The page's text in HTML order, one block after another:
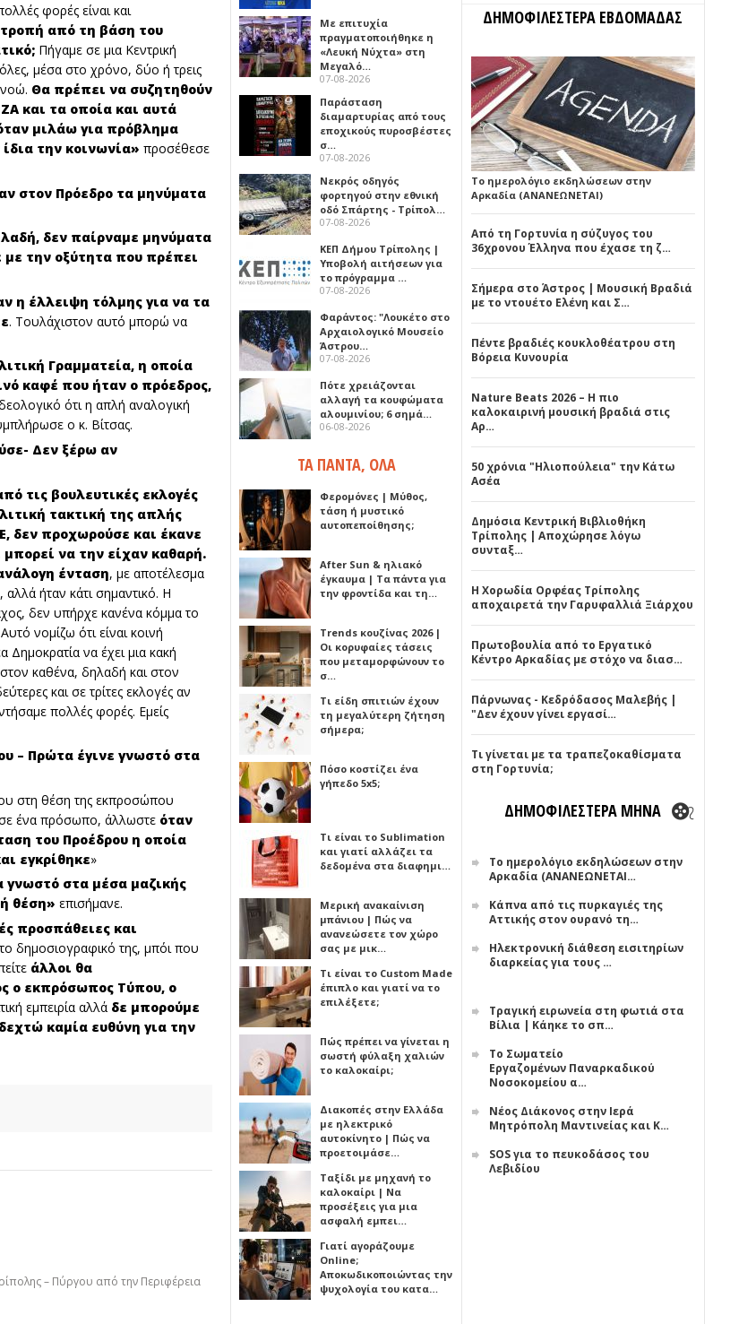
φορές είναι και
από τη βάση του
Πήγαμε σε μια Κεντρική
μέσα στο χρόνο, δύο ή τρεις
Θα πρέπει να συζητηθούν
και τα οποία και αυτά
μιλάω για πρόβλημα
την κοινωνία» προσέθεσε
στον Πρόεδρο τα μηνύματα
δεν παίρναμε μηνύματα
την οξύτητα που πρέπει
η έλλειψη τόλμης για να τα
. Τουλάχιστον αυτό μπορώ να
Γραμματεία, η οποία
καφέ που ήταν ο πρόεδρος,
ότι η απλή αναλογική
ο κ. Βίτσας.
Δεν ξέρω αν
τις βουλευτικές εκλογές
τακτική της απλής
δεν προχωρούσε και έκανε
να την είχαν καθαρή.
ένταση, με αποτέλεσμα
αλλά ήταν κάτι σημαντικό. Η
δεν υπήρχε κανένα κόμμα το
νομίζω ότι είναι κοινή
να έχει μια κακή
καθένα, δηλαδή και στον
και σε τρίτες εκλογές αν
πολλές φορές. Εμείς
– Πρώτα έγινε γνωστό στα
στη θέση της εκπροσώπου
σε ένα πρόσωπο, άλλωστε όταν
του Προέδρου η οποία
εγκρίθηκε»
γνωστό στα μέσα μαζικής
θέση» επισήμανε.
προσπάθειες και
δημοσιογραφικό της, μπόι που
άλλοι θα
ο εκπρόσωπος Τύπου, ο
εμπειρία αλλά δε μπορούμε
καμία ευθύνη για την
– Πύργου από την Περιφέρεια
Με επιτυχία
πραγματοποιήθηκε η
«Λευκή Νύχτα» στη
Μεγαλό…
07-08-2026
Παράσταση
διαμαρτυρίας από τους
εποχικούς πυροσβέστες
σ…
07-08-2026
Νεκρός οδηγός
φορτηγού στην εθνική
οδό Σπάρτης - Τρίπολ…
07-08-2026
ΚΕΠ Δήμου Τρίπολης |
Υποβολή αιτήσεων για
το πρόγραμμα …
07-08-2026
Φαράντος: "Λουκέτο στο
Αρχαιολογικό Μουσείο
Άστρου…
07-08-2026
Πότε χρειάζονται
αλλαγή τα κουφώματα
αλουμινίου; 6 σημά…
06-08-2026
ΤΑ ΠΑΝΤΑ, ΟΛΑ
Φερομόνες | Μύθος,
τάση ή μυστικό
αυτοπεποίθησης;
After Sun & ηλιακό
έγκαυμα | Τα πάντα για
την φροντίδα και τη…
Trends κουζίνας 2026 |
Οι κορυφαίες τάσεις
που μεταμορφώνουν το
σ…
Τι είδη σπιτιών έχουν
τη μεγαλύτερη ζήτηση
σήμερα;
Πόσο κοστίζει ένα
γήπεδο 5x5;
Τι είναι το Sublimation
και γιατί αλλάζει τα
δεδομένα στα διαφημι…
Μερική ανακαίνιση
μπάνιου | Πώς να
ανανεώσετε τον χώρο
σας με μικ…
Τι είναι το Custom Made
έπιπλο και γιατί να το
επιλέξετε;
Πώς πρέπει να γίνεται η
σωστή φύλαξη χαλιών
το καλοκαίρι;
Διακοπές στην Ελλάδα
με ηλεκτρικό
αυτοκίνητο | Πώς να
προετοιμάσε…
Ταξίδι με μηχανή το
καλοκαίρι | Να
προσέξεις για μια
ασφαλή εμπει…
Γιατί αγοράζουμε
Online;
Αποκωδικοποιώντας την
ψυχολογία του κατα…
ΔΗΜΟΦΙΛΕΣΤΕΡΑ ΕΒΔΟΜΑΔΑΣ
Το ημερολόγιο εκδηλώσεων στην
Αρκαδία (ΑΝΑΝΕΩΝΕΤΑΙ)
Από τη Γορτυνία η σύζυγος του
36χρονου Έλληνα που έχασε τη ζ…
Σήμερα στο Άστρος | Μουσική Βραδιά
με το ντουέτο Ελένη και Σ…
Πέντε βραδιές κουκλοθέατρου στη
Βόρεια Κυνουρία
Nature Beats 2026 – Η πιο
καλοκαιρινή μουσική βραδιά στις
Αρ…
50 χρόνια "Ηλιοπούλεια" την Κάτω
Ασέα
Δημόσια Κεντρική Βιβλιοθήκη
Τρίπολης | Αποχώρησε λόγω
συνταξ…
Η Χορωδία Ορφέας Τρίπολης
αποχαιρετά την Γαρυφαλλιά Ξιάρχου
Πρωτοβουλία από το Εργατικό
Κέντρο Αρκαδίας με στόχο να διασ…
Πάρνωνας - Κεδρόδασος Μαλεβής |
"Δεν έχουν γίνει εργασί…
Τι γίνεται με τα τραπεζοκαθίσματα
στη Γορτυνία;
ΔΗΜΟΦΙΛΕΣΤΕΡΑ ΜΗΝΑ
Το ημερολόγιο εκδηλώσεων στην
Αρκαδία (ΑΝΑΝΕΩΝΕΤΑΙ…
Κάπνα από τις πυρκαγιές της
Αττικής στον ουρανό τη…
Ηλεκτρονική διάθεση εισιτηρίων
διαρκείας για τους …
Τραγική ειρωνεία στη φωτιά στα
Βίλια | Κάηκε το σπ…
Το Σωματείο
Εργαζομένων Παναρκαδικού
Νοσοκομείου α…
Νέος Διάκονος στην Ιερά
Μητρόπολη Μαντινείας και Κ…
SOS για το πευκοδάσος του
Λεβιδίου